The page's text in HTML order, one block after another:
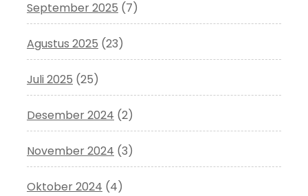
September 2025 (7)
Agustus 2025 (23)
Juli 2025 (25)
Desember 2024 (2)
November 2024 (3)
Oktober 2024 (4)